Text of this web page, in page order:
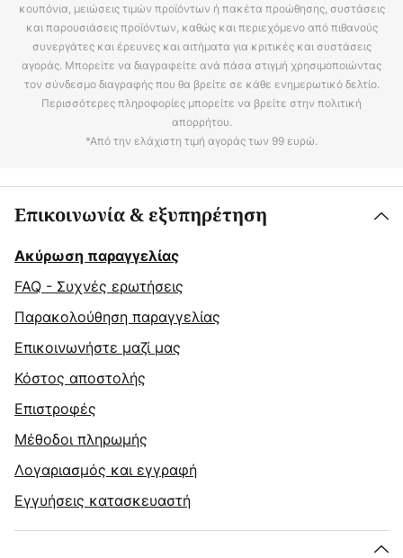
κουπόνια, μειώσεις τιμών προϊόντων ή πακέτα προώθησης, συστάσεις
και παρουσιάσεις προϊόντων, καθώς και περιεχόμενο από πιθανούς
συνεργάτες και έρευνες και αιτήματα για κριτικές και συστάσεις
αγοράς. Μπορείτε να διαγραφείτε ανά πάσα στιγμή χρησιμοποιώντας
τον σύνδεσμο διαγραφής που θα βρείτε σε κάθε ενημερωτικό δελτίο.
Περισσότερες πληροφορίες μπορείτε να βρείτε στην πολιτική
απορρήτου.
*Από την ελάχιστη τιμή αγοράς των 99 ευρώ.
Επικοινωνία & εξυπηρέτηση
Ακύρωση παραγγελίας
FAQ - Συχνές ερωτήσεις
Παρακολούθηση παραγγελίας
Επικοινωνήστε μαζί μας
Κόστος αποστολής
Επιστροφές
Μέθοδοι πληρωμής
Λογαριασμός και εγγραφή
Εγγυήσεις κατασκευαστή